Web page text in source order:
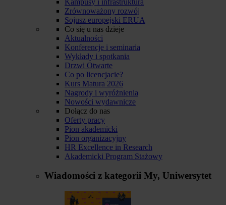
Zrównoważony rozwój
Sojusz europejski ERUA
Co się u nas dzieje
Aktualności
Konferencje i seminaria
Wykłady i spotkania
Drzwi Otwarte
Co po licencjacie?
Kurs Matura 2026
Nagrody i wyróżnienia
Nowości wydawnicze
Dołącz do nas
Oferty pracy
Pion akademicki
Pion organizacyjny
HR Excellence in Research
Akademicki Program Stażowy
Wiadomości z kategorii My, Uniwersytet